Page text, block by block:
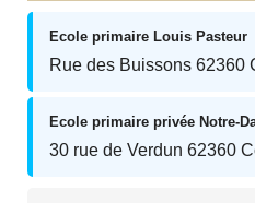
Ecole primaire Louis Pasteur
Rue des Buissons 62360
Ecole primaire privée Notre-
30 rue de Verdun 62360